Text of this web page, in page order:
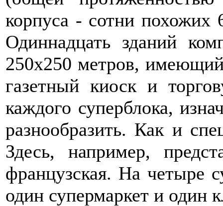
корпуса - сотни похожих
Одиннадцать зданий
250х250 метров,
газетный киоск и
каждого суперблока,
разнообразить. Как и
Здесь, например,
французская. На четыре
один супермаркет и один